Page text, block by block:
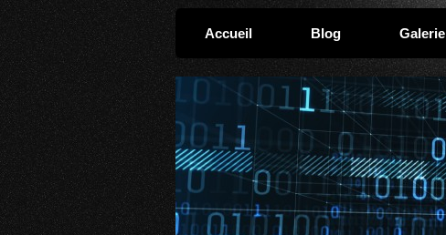
Accueil Blog Galerie